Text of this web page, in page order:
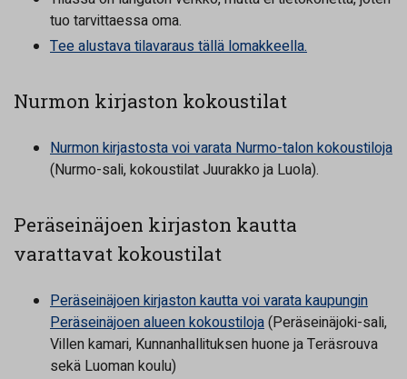
tuo tarvittaessa oma.
Tee alustava tilavaraus tällä lomakkeella.
Nurmon kirjaston kokoustilat
Nurmon kirjastosta voi varata Nurmo-talon kokoustiloja
(Nurmo-sali, kokoustilat Juurakko ja Luola).
Peräseinäjoen kirjaston kautta
varattavat kokoustilat
Peräseinäjoen kirjaston kautta voi varata kaupungin
Peräseinäjoen alueen kokoustiloja(Peräseinäjoki-sali,
Villen kamari, Kunnanhallituksen huone ja Teräsrouva
sekä Luoman koulu)